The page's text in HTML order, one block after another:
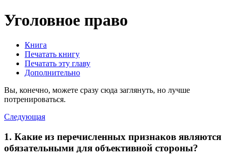
Уголовное право
Книга
Печатать книгу
Печатать эту главу
Дополнительно
Вы, конечно, можете сразу сюда заглянуть, но лучше
потренироваться.
Следующая
1. Какие из перечисленных признаков являются
обязательными для объективной стороны?